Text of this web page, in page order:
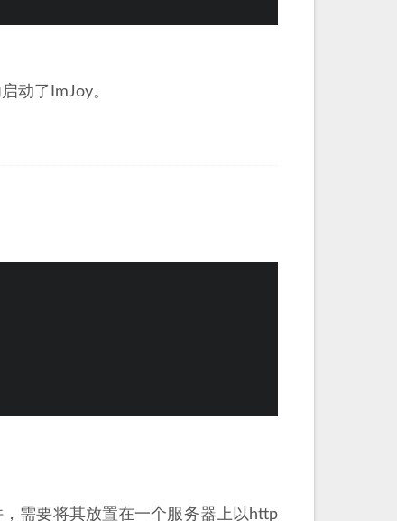
动了ImJoy。
需要将其放置在一个服务器上以http